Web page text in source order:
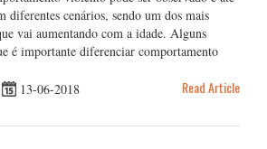
diferentes cenários, sendo um dos mais
vai aumentando com a idade. Alguns
é importante diferenciar comportamento
13-06-2018 Read Article